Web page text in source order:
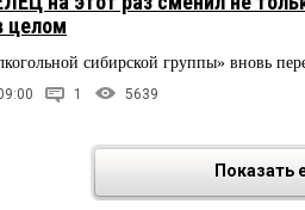
целом
сибирской группы» вновь
1 5639
Показать